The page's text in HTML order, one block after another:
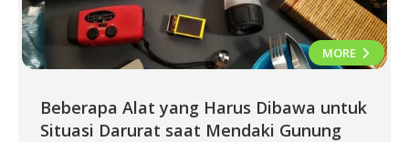
MORE
Beberapa Alat yang Harus Dibawa untuk
Situasi Darurat saat Mendaki Gunung